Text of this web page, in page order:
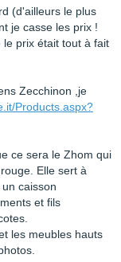
(d'ailleurs le plus
je casse les prix !
prix était tout à fait
Zecchinon ,je
Products.aspx?
ce sera le Zhom qui
Elle sert à
caisson
et fils
les meubles hauts